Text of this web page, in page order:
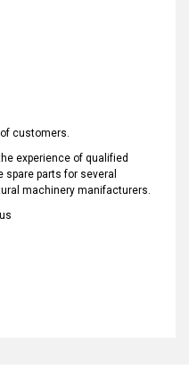
customers.
experience of qualified
spare parts for several
machinery manifacturers.